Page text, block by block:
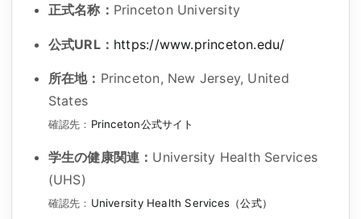
正式名称： Princeton University
公式URL： https://www.princeton.edu/
所在地： Princeton, New Jersey, United
States
確認先： Princeton公式サイト
学生の健康関連： University Health Services
(UHS)
確認先： University Health Services（公式）